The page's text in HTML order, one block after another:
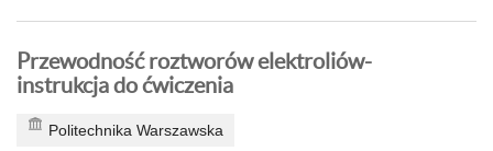
Przewodność roztworów elektroliów-
instrukcja do ćwiczenia
Politechnika Warszawska